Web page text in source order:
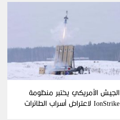
الجيش الأمريكي يختبر منظومة
IonStrike لاعتراض أسراب الطائرات